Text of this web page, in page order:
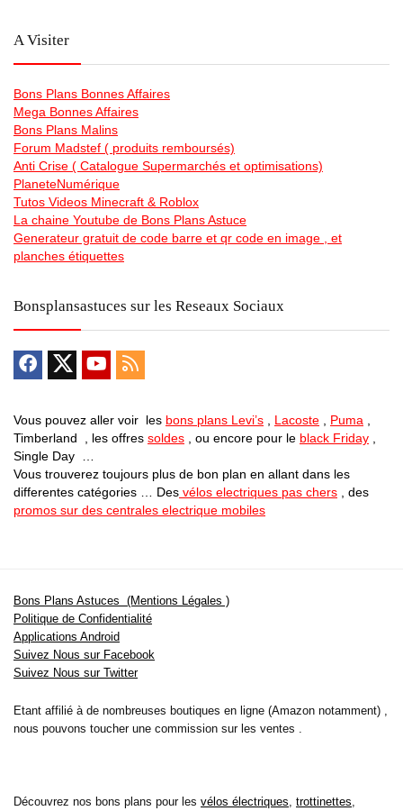
A Visiter
Bons Plans Bonnes Affaires
Mega Bonnes Affaires
Bons Plans Malins
Forum Madstef ( produits remboursés)
Anti Crise ( Catalogue Supermarchés et optimisations)
PlaneteNumérique
Tutos Videos Minecraft & Roblox
La chaine Youtube de Bons Plans Astuce
Generateur gratuit de code barre et qr code en image , et
planches étiquettes
Bonsplansastuces sur les Reseaux Sociaux
Vous pouvez aller voir les bons plans Levi’s Lacoste Puma
Timberland , les offres soldes , ou encore pour le black Friday
Single Day …
Vous trouverez toujours plus de bon plan en allant dans les
differentes catégories … Des vélos electriques pas chers , des
promos sur des centrales electrique mobiles
Bons Plans Astuces (Mentions Légales )
Politique de Confidentialité
Applications Android
Suivez Nous sur Facebook
Suivez Nous sur Twitter
Etant affilié à de nombreuses boutiques en ligne (Amazon notamment) ,
nous pouvons toucher une commission sur les ventes .
Découvrez nos bons plans pour les vélos électriques trottinettes